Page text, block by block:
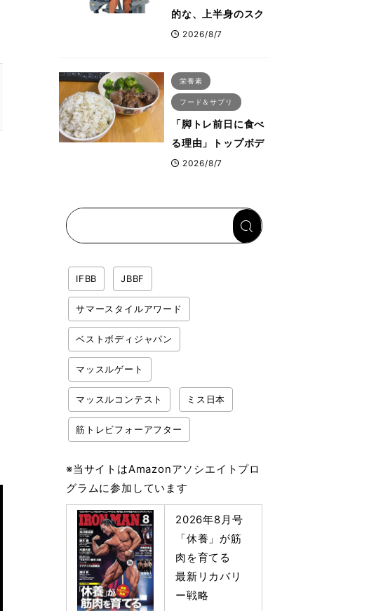
的な、上半身のスク
ワットとも言われた
ス・プルオーバーマ
シン”とは？
2026/8/7
栄養素
フード＆サプリ
「脚トレ前日に食べ
る理由」トップボデ
ィビルダーが愛用す
2026/8/7
IFBB JBBF
サマースタイルアワード
ベストボディジャパン
マッスルゲート
マッスルコンテスト ミス日本
筋トレビフォーアフター
※当サイトはAmazonアソシエイトプロ
グラムに参加しています
2026年8月号
「休養」が筋
肉を育てる
最新リカバリ
ー戦略